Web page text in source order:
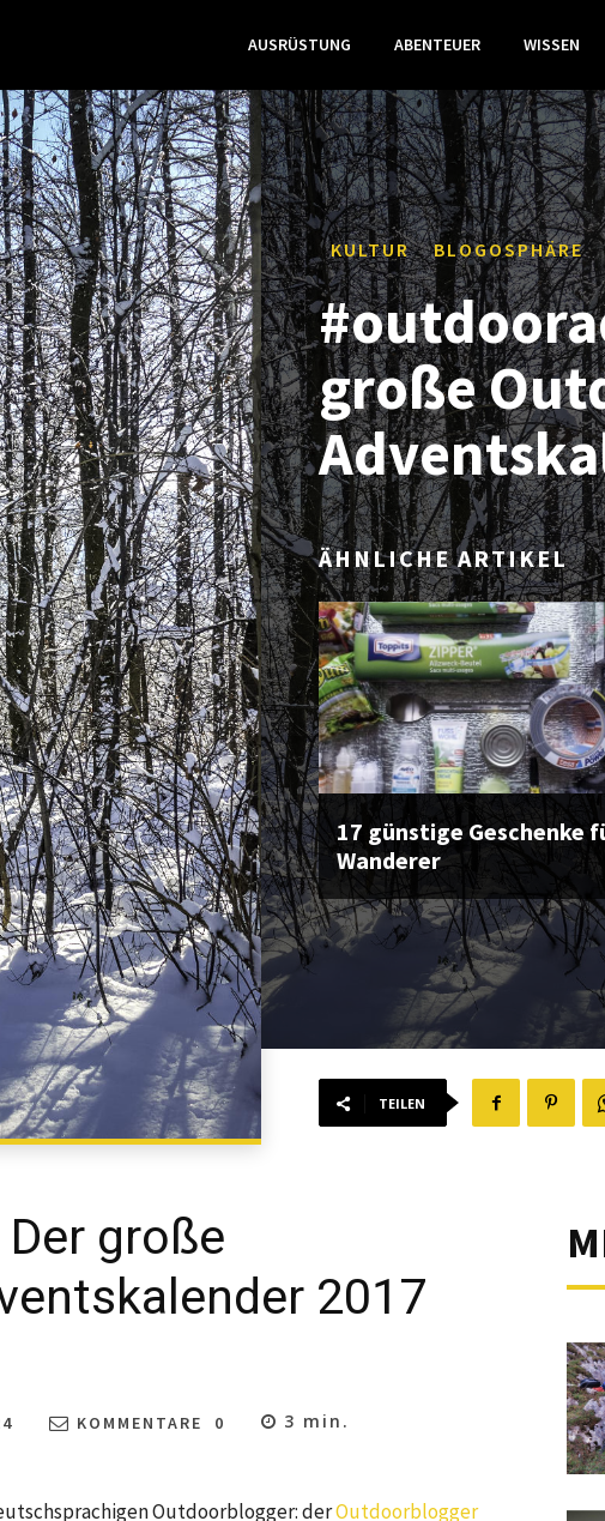
AUSRÜSTUNG ABENTEUER WISSEN
KULTUR BLOGOSPHÄRE
große
ÄHNLICHE ARTIKEL
17 günstige Geschenke
Wanderer
TEILEN
große
2017
KOMMENTARE 0 3 min.
Outdoorblogger: derOutdoorblogger